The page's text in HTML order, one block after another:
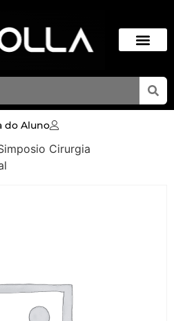
do Aluno
Cirurgia